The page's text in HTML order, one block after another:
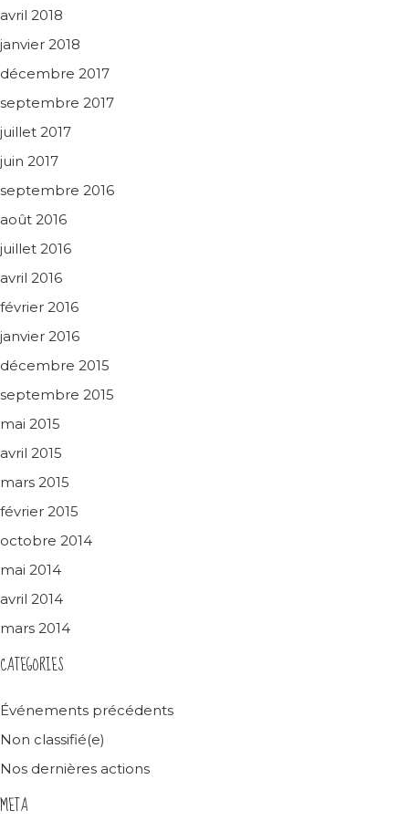
avril 2018
janvier 2018
décembre 2017
septembre 2017
juillet 2017
juin 2017
septembre 2016
août 2016
juillet 2016
avril 2016
février 2016
janvier 2016
décembre 2015
septembre 2015
mai 2015
avril 2015
mars 2015
février 2015
octobre 2014
mai 2014
avril 2014
mars 2014
CATEGORIES
Événements précédents
Non classifié(e)
Nos dernières actions
META